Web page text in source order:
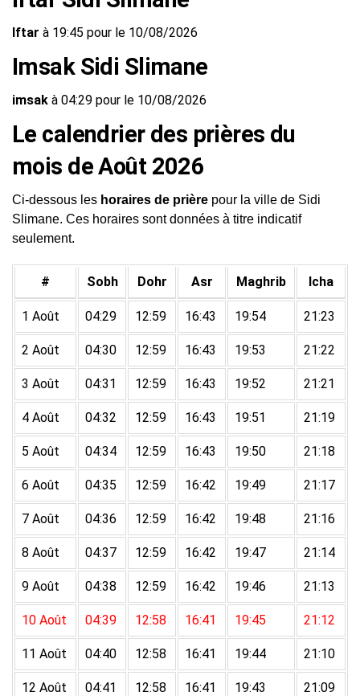
Iftar à 19:45 pour le 10/08/2026
Imsak Sidi Slimane
imsak à 04:29 pour le 10/08/2026
Le calendrier des prières du
mois de Août 2026
Ci-dessous les horaires de prière pour la ville de Sidi
Slimane. Ces horaires sont données à titre indicatif
seulement.
# Sobh Dohr Asr Maghrib Icha
1 Août 04:29 12:59 16:43 19:54 21:23
2 Août 04:30 12:59 16:43 19:53 21:22
3 Août 04:31 12:59 16:43 19:52 21:21
4 Août 04:32 12:59 16:43 19:51 21:19
5 Août 04:34 12:59 16:43 19:50 21:18
6 Août 04:35 12:59 16:42 19:49 21:17
7 Août 04:36 12:59 16:42 19:48 21:16
8 Août 04:37 12:59 16:42 19:47 21:14
9 Août 04:38 12:59 16:42 19:46 21:13
10 Août 04:39 12:58 16:41 19:45 21:12
11 Août 04:40 12:58 16:41 19:44 21:10
12 Août 04:41 12:58 16:41 19:43 21:09